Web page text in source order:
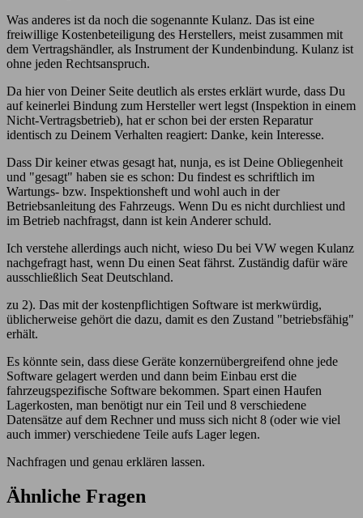
Was anderes ist da noch die sogenannte Kulanz. Das ist eine
freiwillige Kostenbeteiligung des Herstellers, meist zusammen mit
dem Vertragshändler, als Instrument der Kundenbindung. Kulanz ist
ohne jeden Rechtsanspruch.
Da hier von Deiner Seite deutlich als erstes erklärt wurde, dass Du
auf keinerlei Bindung zum Hersteller wert legst (Inspektion in einem
Nicht-Vertragsbetrieb), hat er schon bei der ersten Reparatur
identisch zu Deinem Verhalten reagiert: Danke, kein Interesse.
Dass Dir keiner etwas gesagt hat, nunja, es ist Deine Obliegenheit
und "gesagt" haben sie es schon: Du findest es schriftlich im
Wartungs- bzw. Inspektionsheft und wohl auch in der
Betriebsanleitung des Fahrzeugs. Wenn Du es nicht durchliest und
im Betrieb nachfragst, dann ist kein Anderer schuld.
Ich verstehe allerdings auch nicht, wieso Du bei VW wegen Kulanz
nachgefragt hast, wenn Du einen Seat fährst. Zuständig dafür wäre
ausschließlich Seat Deutschland.
zu 2). Das mit der kostenpflichtigen Software ist merkwürdig,
üblicherweise gehört die dazu, damit es den Zustand "betriebsfähig"
erhält.
Es könnte sein, dass diese Geräte konzernübergreifend ohne jede
Software gelagert werden und dann beim Einbau erst die
fahrzeugspezifische Software bekommen. Spart einen Haufen
Lagerkosten, man benötigt nur ein Teil und 8 verschiedene
Datensätze auf dem Rechner und muss sich nicht 8 (oder wie viel
auch immer) verschiedene Teile aufs Lager legen.
Nachfragen und genau erklären lassen.
Ähnliche Fragen